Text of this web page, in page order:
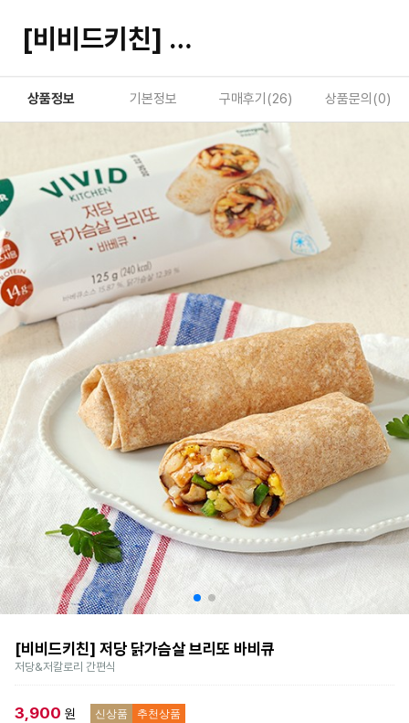
[비비드키친] 저당 닭가슴살 브리또 바비큐
상품정보 기본정보 구매후기(26) 상품문의(0)
[비비드키친] 저당 닭가슴살 브리또 바비큐
저당&저칼로리 간편식
3,900 원 신상품 추천상품